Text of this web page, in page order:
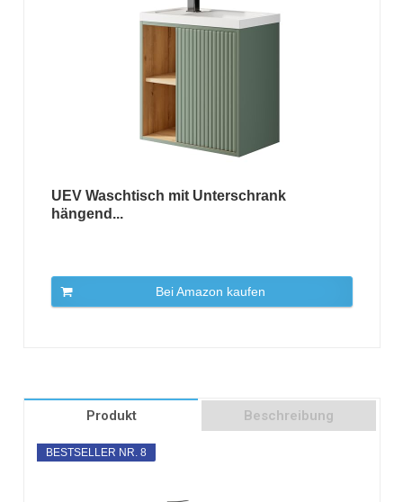
UEV Waschtisch mit Unterschrank
hängend...
Bei Amazon kaufen
Produkt Beschreibung
BESTSELLER NR. 8